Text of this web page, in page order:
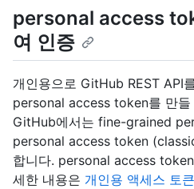
personal access
여 인증
개인용으로 GitHub REST API
personal access token를 만들
GitHub에서는 fine-grained
personal access token
합니다. personal access
세한 내용은 개인용 액세스 토